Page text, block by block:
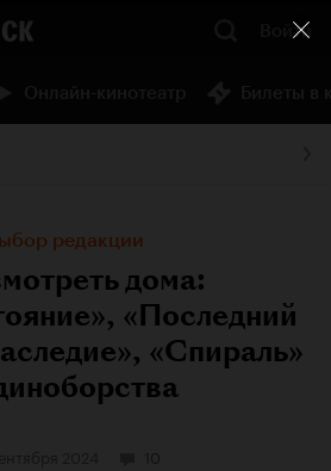
Войти
редакции
дома:
«Последний
«Спираль»